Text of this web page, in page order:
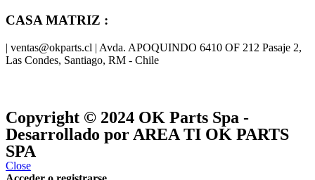
CASA MATRIZ :
| ventas@okparts.cl | Avda. APOQUINDO 6410 OF 212 Pasaje 2,
Las Condes, Santiago, RM - Chile
Copyright © 2024 OK Parts Spa -
Desarrollado por AREA TI OK PARTS
SPA
Close